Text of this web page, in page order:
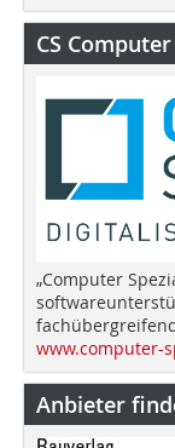
CS
„Computer
www.computer-
Anbieter